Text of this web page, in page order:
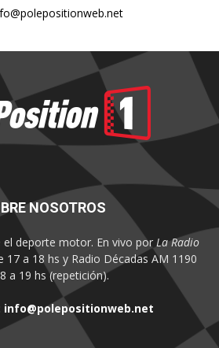
NOSOTROS
deporte motor. En vivo por La Radio
17 a 18 hs y Radio Décadas AM 1190
a 19 hs (repetición).
info@polepositionweb.net